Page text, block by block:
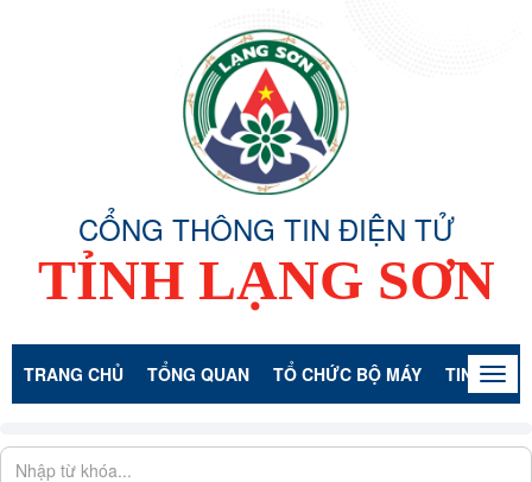
CỔNG THÔNG TIN ĐIỆN TỬ
TỈNH LẠNG SƠN
TRANG CHỦ TỔNG QUAN TỔ CHỨC BỘ MÁY TIN TỨC -